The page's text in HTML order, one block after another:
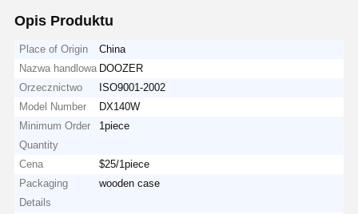
Opis Produktu
Place of Origin
China
Nazwa handlowa DOOZER
Orzecznictwo
ISO9001-2002
Model Number
DX140W
Minimum Order
Quantity
1piece
Cena
$25/1piece
Packaging
Details
wooden case